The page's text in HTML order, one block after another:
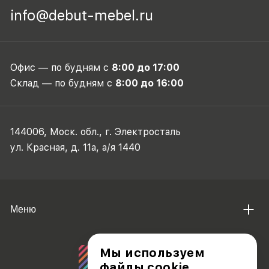
info@debut-mebel.ru
Офис — по будням с 8:00 до 17:00
Склад — по будням с 8:00 до 16:00
144006, Моск. обл., г. Электросталь
ул. Красная, д. 11а, а/я 1440
Меню
Мы используем